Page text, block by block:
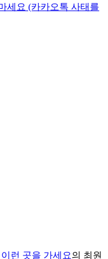
세요 (카카오톡 사태를
런 곳을 가세요의 최원